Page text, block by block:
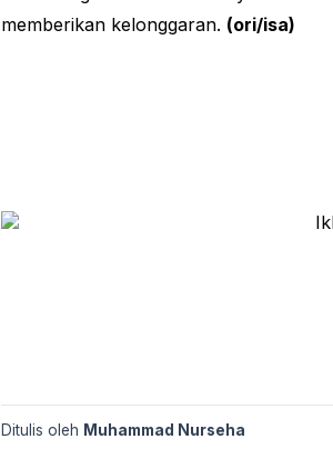
memberikan kelonggaran. (ori/isa)
Ditulis oleh Muhammad Nurseha